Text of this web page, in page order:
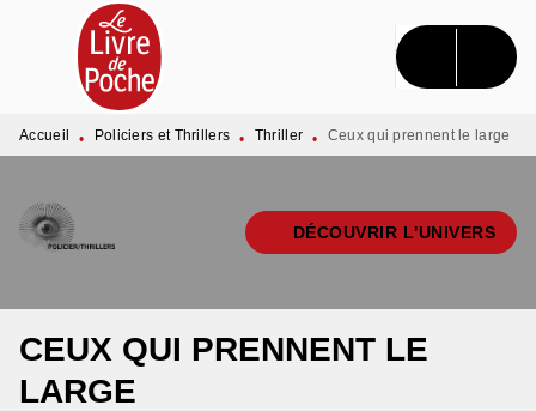
MENU RECHERCHE CONTENU
PIED DE PAGE
Accueil • Policiers et Thrillers • Thriller • Ceux qui prennent le large
DÉCOUVRIR L'UNIVERS
CEUX QUI PRENNENT LE
LARGE